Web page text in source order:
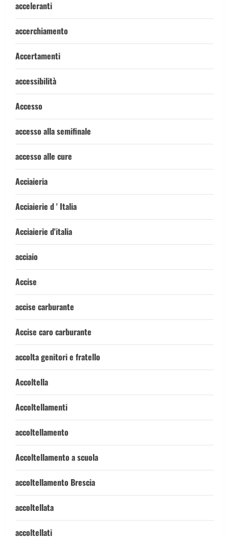
acceleranti
accerchiamento
Accertamenti
accessibilità
Accesso
accesso alla semifinale
accesso alle cure
Acciaieria
Acciaierie d ' Italia
Acciaierie d'italia
acciaio
Accise
accise carburante
Accise caro carburante
accolta genitori e fratello
Accoltella
Accoltellamenti
accoltellamento
Accoltellamento a scuola
accoltellamento Brescia
accoltellata
accoltellati